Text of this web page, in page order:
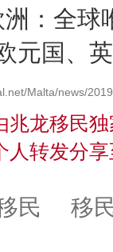
全球
元国、
Malta/news/
兆龙移民
人转发分
民 移